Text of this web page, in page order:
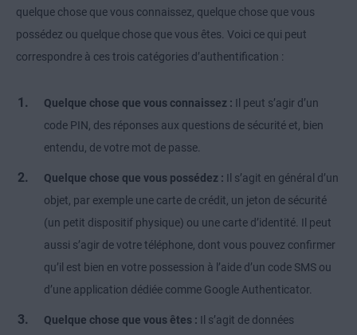
quelque chose que vous connaissez, quelque chose que vous
possédez ou quelque chose que vous êtes. Voici ce qui peut
correspondre à ces trois catégories d’authentification :
Quelque chose que vous connaissez : Il peut s’agir d’un
code PIN, des réponses aux questions de sécurité et, bien
entendu, de votre mot de passe.
Quelque chose que vous possédez : Il s’agit en général d’un
objet, par exemple une carte de crédit, un jeton de sécurité
(un petit dispositif physique) ou une carte d’identité. Il peut
aussi s’agir de votre téléphone, dont vous pouvez confirmer
qu’il est bien en votre possession à l’aide d’un code SMS ou
d’une application dédiée comme Google Authenticator.
Quelque chose que vous êtes : Il s’agit de données